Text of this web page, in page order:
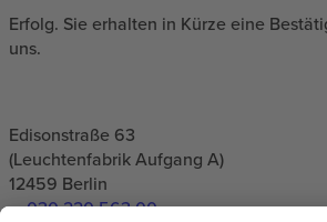
Erfolg. Sie erhalten in Kürze eine
uns.
Edisonstraße 63
(Leuchtenfabrik Aufgang A)
12459 Berlin
030 220 563 00